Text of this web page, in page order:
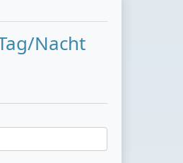
Nacht